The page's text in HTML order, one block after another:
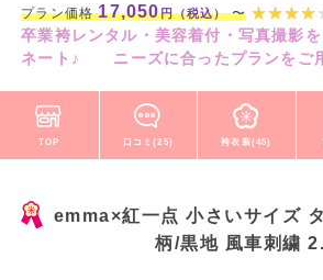
プラン価格17,050円（税込）〜
卒業袴レンタル・美容着付・写真撮影
ネート♪ ニーズに合ったプランをご
TOP 口コミ(25) 袴衣装(45)
emma×紅一点 小さいサイズ
柄/黒地 風車刺繍